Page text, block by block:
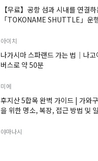
【무료】공항 섬과 시내를 연결
「TOKONAME SHUTTLE」운
아이치
나가시마 스파랜드 가는 법｜나
버스로 약 50분
미에
후지산 5합목 완벽 가이드 | 가와
을 위한 명소, 복장, 접근 방법 및
야마나시